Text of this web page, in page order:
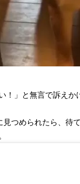
！」と無言で訴えか
つめられたら、待